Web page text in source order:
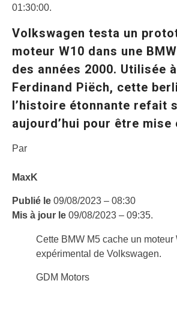
01:30:00.
Volkswagen testa un
moteur W10 dans une
des années 2000. Utilisée
Ferdinand Piëch, cette
l’histoire étonnante refait
aujourd’hui pour être mise
Par
MaxK
Publié le 09/08/2023 – 08:30
Mis à jour le 09/08/2023 – 09:35.
Cette BMW M5 cache un moteur
expérimental de Volkswagen.
GDM Motors